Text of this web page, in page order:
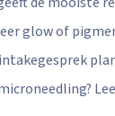
glow of